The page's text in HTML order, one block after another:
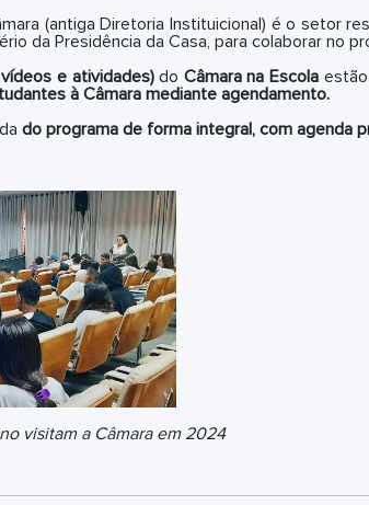
(antiga Diretoria Instituicional) é o setor
da Presidência da Casa, para colaborar no
e atividades)do Câmara na Escolaestão
à Câmara mediante agendamento.
do programa de forma integral, com agenda
visitam a Câmara em 2024